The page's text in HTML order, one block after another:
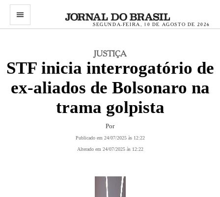
menu
SEGUNDA-FEIRA, 10 DE AGOSTO DE 2026
JUSTIÇA
STF inicia interrogatório de
ex-aliados de Bolsonaro na
trama golpista
Por
Publicado em 24/07/2025 às 12:22
Alterado em 24/07/2025 às 12:22